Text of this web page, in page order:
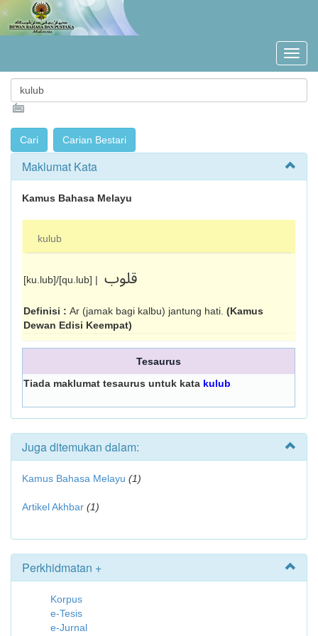
Maklumat Kata
Kamus Bahasa Melayu
kulub
[ku.lub]/[qu.lub] | قلوب
Definisi : Ar (jamak bagi kalbu) jantung hati. (Kamus
Dewan Edisi Keempat)
Tesaurus
Tiada maklumat tesaurus untuk kata kulub
Juga ditemukan dalam:
Kamus Bahasa Melayu (1)
Artikel Akhbar (1)
Perkhidmatan +
Korpus
e-Tesis
e-Jurnal